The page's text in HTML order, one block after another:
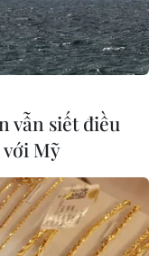
năm trước.
vẫn siết điều
Mỹ